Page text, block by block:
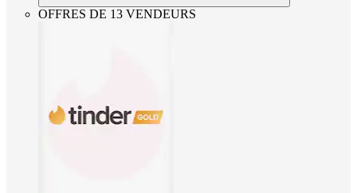
OFFRES DE 13 VENDEURS